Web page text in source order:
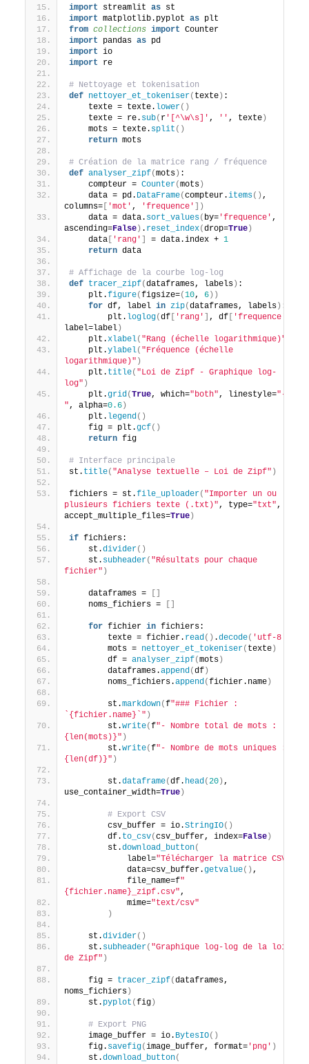
import streamlit as st
import matplotlib.pyplot as plt
from collections import Counter
import pandas as pd
import io
import re
# Nettoyage et tokenisation
def nettoyer_et_tokeniser( texte) :
    texte = texte.
lower()
    texte = re.
sub( r'[^\w\s]' , '' , texte)
    mots = texte.
split ()
return mots
# Création de la matrice rang / fréquence
def analyser_zipf(mots) :
    compteur =
Counter(mots)
    data = pd.
DataFrame(compteur.items() ,
columns=[ 'mot' , 'frequence' ])
    data = data.
sort_values( by='frequence' ,
ascending=False) . reset_index(drop=True)
    data
[ 'rang' ] = data.index + 1
return data
# Affichage de la courbe log-log
def tracer_zipf(dataframes, labels) :
    plt.
figure(figsize=(10, 6))
for df, label in zip(dataframes, labels) :
        plt.
loglog(df[ 'rang' ] , df[ 'frequence'
label=label)
    plt.
xlabel( "Rang (échelle logarithmique)"
    plt.
ylabel( "Fréquence (échelle
logarithmique)" )
    plt.
title( "Loi de Zipf - Graphique log-
log" )
    plt.
grid(True, which="both", linestyle="--
", alpha=0.6)
    plt.
legend()
    fig = plt.
gcf()
return fig
# Interface principale
st. title( "Analyse textuelle – Loi de Zipf" )
fichiers = st.file_uploader( "Importer un ou
plusieurs fichiers texte (.txt)", type="txt",
accept_multiple_files=True)
if fichiers:
    st.
divider()
    st.
subheader( "Résultats pour chaque
fichier" )
    dataframes =
[]
    noms_fichiers =
[]
for fichier in fichiers:
        texte = fichier.
read() .decode( 'utf-8'
        mots =
nettoyer_et_tokeniser( texte)
        df =
analyser_zipf(mots)
        dataframes.
append(df)
        noms_fichiers.
append(fichier.name)
        st.
markdown(f"### Fichier :
`{fichier.name}`" )
        st.
write(f"- Nombre total de mots :
{len(mots)}" )
        st.
write(f"- Nombre de mots uniques :
{len(df)}" )
        st.
dataframe(df. head(20) ,
use_container_width=True)
# Export CSV
        csv_buffer = io.
StringIO()
        df.
to_csv(csv_buffer, index=False)
        st.
download_button(
            label=
"Télécharger la matrice CSV"
            data=csv_buffer.
getvalue() ,
            file_name=f
"
{fichier.name}_zipf.csv",
            mime=
"text/csv"
)
    st.
divider()
    st.
subheader( "Graphique log-log de la loi
de Zipf" )
    fig =
tracer_zipf(dataframes,
noms_fichiers)
    st.
pyplot (fig)
# Export PNG
    image_buffer = io.
BytesIO()
    fig.
savefig(image_buffer, format='png' )
    st.
download_button(